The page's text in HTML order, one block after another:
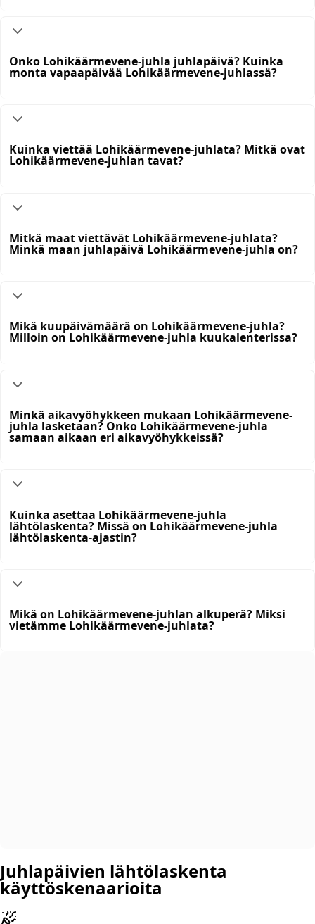
Onko Lohikäärmevene-juhla juhlapäivä? Kuinka
monta vapaapäivää Lohikäärmevene-juhlassä?
Kuinka viettää Lohikäärmevene-juhlata? Mitkä ovat
Lohikäärmevene-juhlan tavat?
Mitkä maat viettävät Lohikäärmevene-juhlata?
Minkä maan juhlapäivä Lohikäärmevene-juhla on?
Mikä kuupäivämäärä on Lohikäärmevene-juhla?
Milloin on Lohikäärmevene-juhla kuukalenterissa?
Minkä aikavyöhykkeen mukaan Lohikäärmevene-
juhla lasketaan? Onko Lohikäärmevene-juhla
samaan aikaan eri aikavyöhykkeissä?
Kuinka asettaa Lohikäärmevene-juhla
lähtölaskenta? Missä on Lohikäärmevene-juhla
lähtölaskenta-ajastin?
Mikä on Lohikäärmevene-juhlan alkuperä? Miksi
vietämme Lohikäärmevene-juhlata?
Juhlapäivien lähtölaskenta
käyttöskenaarioita